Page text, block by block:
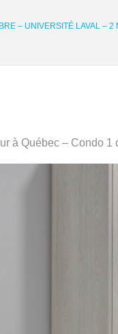
– UNIVERSITÉ LAVAL – 2
à Québec – Condo 1